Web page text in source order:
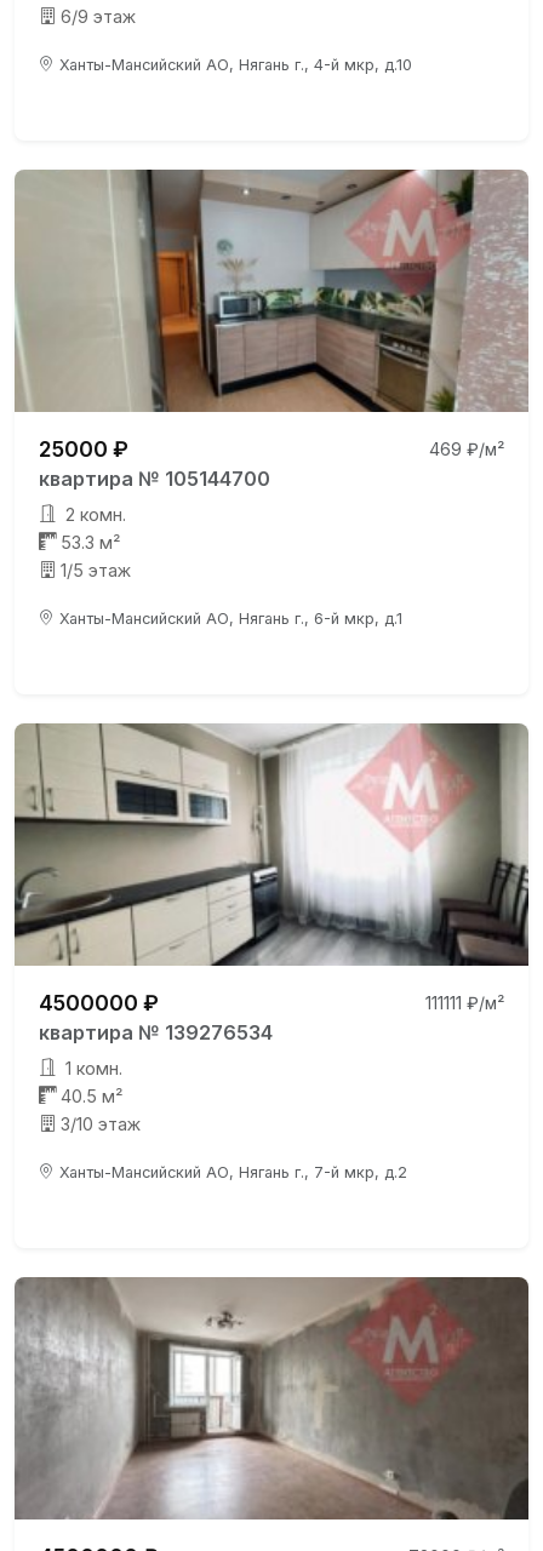
6/9 этаж
Ханты-Мансийский АО, Нягань г., 4-й мкр, д.10
25000 ₽ 469 ₽/м²
квартира № 105144700
2 комн.
53.3 м²
1/5 этаж
Ханты-Мансийский АО, Нягань г., 6-й мкр, д.1
4500000 ₽ 111111 ₽/м²
квартира № 139276534
1 комн.
40.5 м²
3/10 этаж
Ханты-Мансийский АО, Нягань г., 7-й мкр, д.2